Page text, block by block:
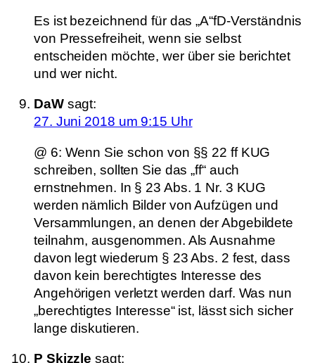
Es ist bezeichnend für das „A“fD-Verständnis
von Pressefreiheit, wenn sie selbst
entscheiden möchte, wer über sie berichtet
und wer nicht.
DaW sagt:
27. Juni 2018 um 9:15 Uhr
@ 6: Wenn Sie schon von §§ 22 ff KUG
schreiben, sollten Sie das „ff“ auch
ernstnehmen. In § 23 Abs. 1 Nr. 3 KUG
werden nämlich Bilder von Aufzügen und
Versammlungen, an denen der Abgebildete
teilnahm, ausgenommen. Als Ausnahme
davon legt wiederum § 23 Abs. 2 fest, dass
davon kein berechtigtes Interesse des
Angehörigen verletzt werden darf. Was nun
„berechtigtes Interesse“ ist, lässt sich sicher
lange diskutieren.
P Skizzle sagt: